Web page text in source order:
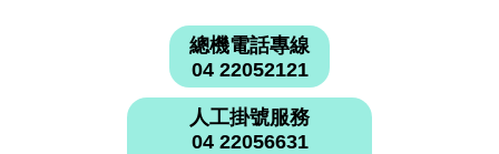
總機電話專線
04 22052121
人工掛號服務
04 22056631